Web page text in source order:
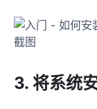
3. 将系统